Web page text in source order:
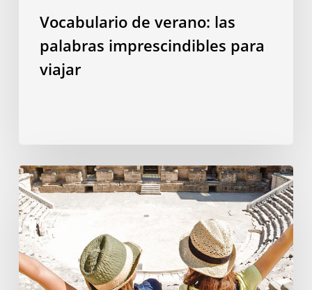
Vocabulario de verano: las
palabras imprescindibles para
viajar
Por
qué
estudiar
un
idioma
en
el